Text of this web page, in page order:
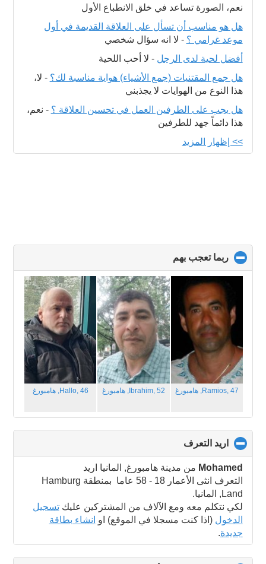
نعم، الصورة تساعد في خلق الانطباع الأول
هل هو مناسب أن تسأل على العلاقة القديمة في أول
موعد غرامي ؟ - لا انه سؤال شخصي
أفضل لحية لدى الرجل - لا أحب اللحية
هل جمع المقتنيات (جمع الأشياء) هواية مناسبة لك؟ - لا،
هذا النوع من الهوايات لا يجذبني
هل يجب على الطرفين العمل في تحسين العلاقة ؟ - نعم،
هذا دائماً جهد للطرفين
>> إظهار المزيد
ربما تعجب بهم
to
collapse
contents
Ramios, 47, هامبورغ Ibrahim, 52, هامبورغ Hallo, 46, هامبورغ
اريد التعرف
to
collapse
contents
Mohamed من مدينة هامبورغ, المانيا اريد
التعرف انثى الأعمار 18 - 58 عاما بمنطقة Hamburg
Land, المانيا.
لكي نتكلم معه ومع الآلاف من المشتركين عليكتسجيل
الدخول (اذا كنت مسجلا في الموقع) او انشاء بطاقة
جديدة.